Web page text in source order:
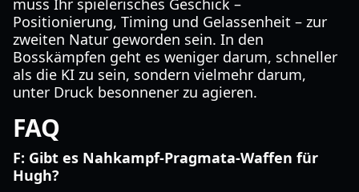
muss Ihr spielerisches Geschick –
Positionierung, Timing und Gelassenheit – zur
zweiten Natur geworden sein. In den
Bosskämpfen geht es weniger darum, schneller
als die KI zu sein, sondern vielmehr darum,
unter Druck besonnener zu agieren.
FAQ
F: Gibt es Nahkampf-Pragmata-Waffen für
Hugh?